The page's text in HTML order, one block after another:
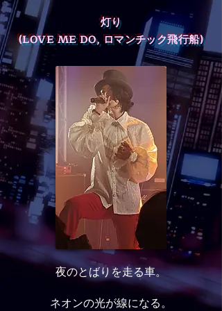
灯り
(LOVE ME DO, ロマンチック飛行船)
夜のとばりを走る車。
ネオンの光が線になる。